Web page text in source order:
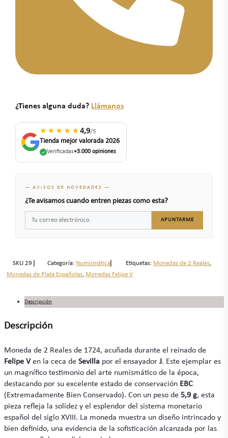
¿Tienes alguna duda? Llámanos
★★★★★4,9/5
Tienda mejor valorada 2026
Verificadas+3.000 opiniones
— AVISOS DE NOVEDADES —
¿Te avisamos cuando entren piezas como esta?
APUNTARME
SKU29 Categoría: Numismática Etiquetas: Monedas de 2 Reales,
Monedas de Plata Españolas, Monedas Felipe V
Descripción
Descripción
Moneda de 2 Reales de 1724, acuñada durante el reinado de
Felipe Ven la ceca de Sevilla por el ensayador J. Este ejemplar es
un magnífico testimonio del arte numismático de la época,
destacando por su excelente estado de conservación EBC
(Extremadamente Bien Conservado). Con un peso de 5,9 g, esta
pieza refleja la solidez y el esplendor del sistema monetario
español del siglo XVIII. La moneda muestra un diseño intrincado y
bien definido, una evidencia de la sofisticación alcanzada por las